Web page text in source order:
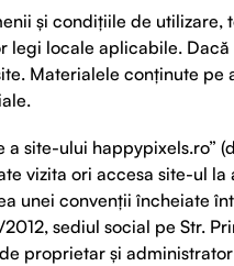
și condițiile de
locale aplicabile.
Materialele conținute
site-ului happypixels.ro”
vizita ori accesa site-ul
unei convenții încheiate
sediul social pe Str.
proprietar și